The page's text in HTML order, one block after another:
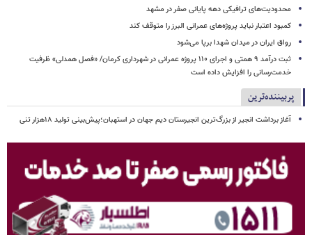
محدودیت‌های ترافیکی دهه پایانی صفر در مشهد
کمبود اعتبار نباید پروژه‌های عمرانی البرز را متوقف کند
رواق ایران در میدان شهدا برپا می‌شود
ثبت درآمد ۹ همتی و اجرای ۱۱۰ پروژه عمرانی در شهرداری کرمان/ «فصل همدلی» ظرفیت
خدمت‌رسانی را افزایش داده است
پربیننده‌ترین
آغاز برداشت انجیر از بزرگ‌ترین انجیرستان دیم جهان در استهبان؛پیش‌بینی تولید ۱۸هزار تنی